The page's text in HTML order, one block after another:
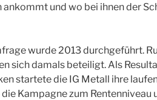
und wo bei ihnen der
wurde 2013 durchgeführt.
sich damals beteiligt. Als
startete die IG Metall ihre
Kampagne zum Rentenniveau